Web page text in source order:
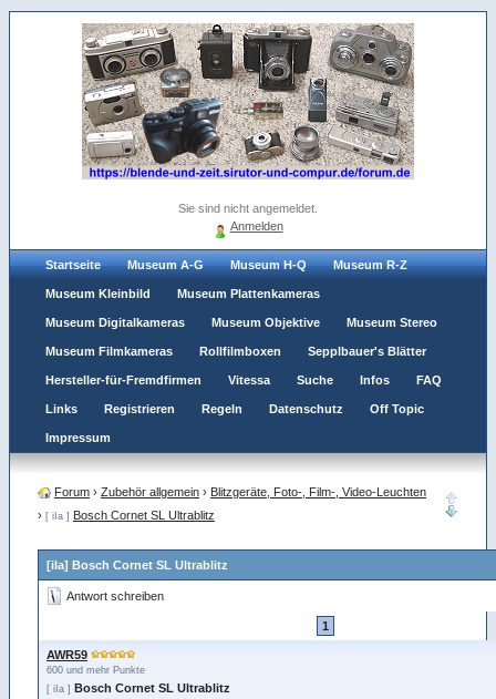
Sie sind nicht angemeldet.
Anmelden
Startseite Museum A-G Museum H-Q Museum R-Z
Museum Kleinbild Museum Plattenkameras
Museum Digitalkameras Museum Objektive Museum Stereo
Museum Filmkameras Rollfilmboxen Sepplbauer's Blätter
Hersteller-für-Fremdfirmen Vitessa Suche Infos FAQ
Links Registrieren Regeln Datenschutz Off Topic
Impressum
Forum › Zubehör allgemein › Blitzgeräte, Foto-, Film-, Video-Leuchten
› [ iIa ] Bosch Cornet SL Ultrablitz
[iIa] Bosch Cornet SL Ultrablitz
Antwort schreiben
1
AWR59
600 und mehr Punkte
[ iIa ] Bosch Cornet SL Ultrablitz